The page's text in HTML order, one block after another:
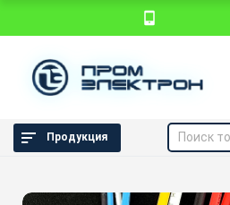
Продукция